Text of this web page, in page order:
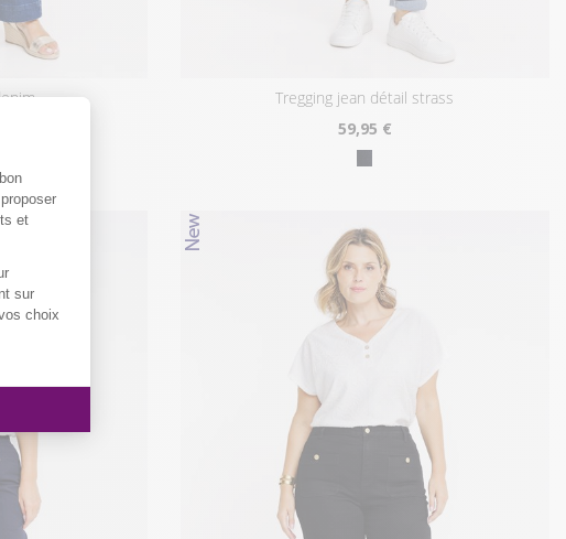
: Personnalisez vos Options
et
sur
choix
tregging jean détail strass
59,95 €